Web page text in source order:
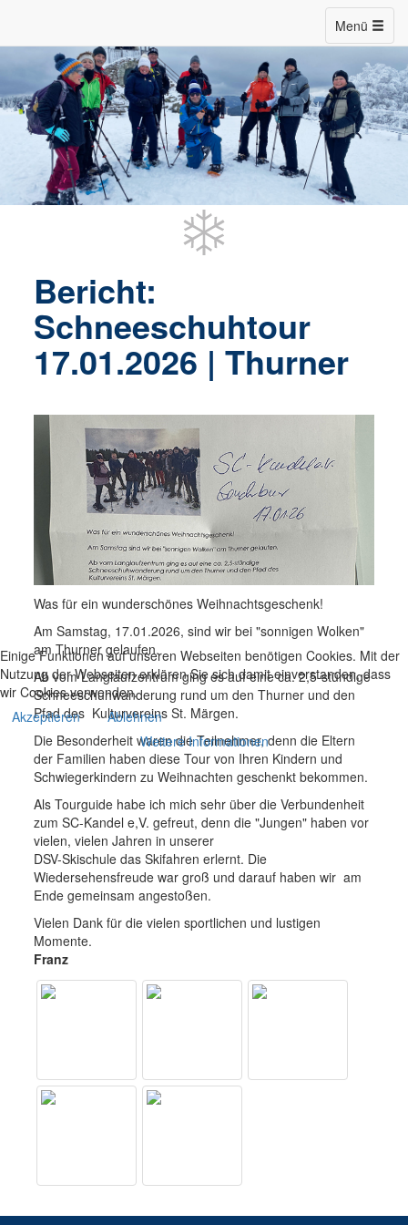
Menü
Bericht:
Schneeschuhtour
17.01.2026 | Thurner
Was für ein wunderschönes Weihnachtsgeschenk!
Am Samstag, 17.01.2026, sind wir bei "sonnigen Wolken"
am Thurner gelaufen.
Ab vom Langlaufzentrum ging es auf eine ca. 2,5-stündige
Schneeschuhwanderung rund um den Thurner und den
Pfad des Kulturvereins St. Märgen.
Die Besonderheit waren die Teilnehmer, denn die Eltern
der Familien haben diese Tour von Ihren Kindern und
Schwiegerkindern zu Weihnachten geschenkt bekommen.
Als Tourguide habe ich mich sehr über die Verbundenheit
zum SC-Kandel e,V. gefreut, denn die "Jungen" haben vor
vielen, vielen Jahren in unserer
DSV-Skischule das Skifahren erlernt. Die
Wiedersehensfreude war groß und darauf haben wir am
Ende gemeinsam angestoßen.
Vielen Dank für die vielen sportlichen und lustigen
Momente.
Franz
Einige Funktionen auf unseren Webseiten benötigen Cookies. Mit der
Nutzung der Webseiten erklären Sie sich damit einverstanden, dass
wir Cookies verwenden.
Akzeptieren
Ablehnen
Weitere Informationen